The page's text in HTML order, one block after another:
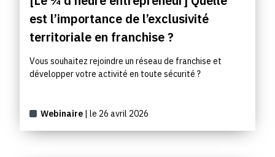
est l’importance de l’exclusivité
territoriale en franchise ?
Vous souhaitez rejoindre un réseau de franchise et
développer votre activité en toute sécurité ?
Webinaire | le 26 avril 2026